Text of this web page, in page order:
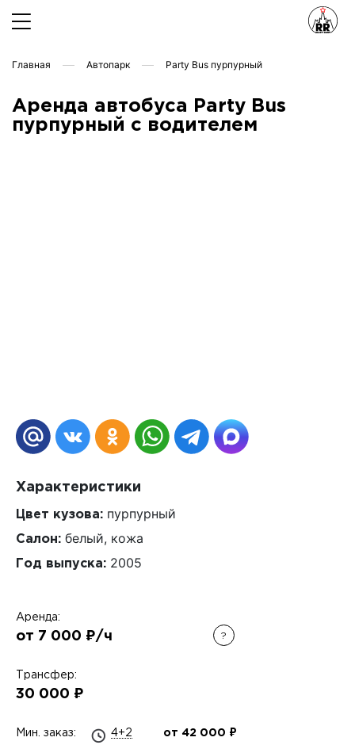
Главная Автопарк Party Bus пурпурный
Аренда автобуса Party Bus
пурпурный с водителем
Характеристики
Цвет кузова: пурпурный
Салон: белый, кожа
Год выпуска: 2005
Аренда:
от 7 000 ₽/ч ?
Трансфер:
30 000 ₽
Мин. заказ: 4+2 от 42 000 ₽